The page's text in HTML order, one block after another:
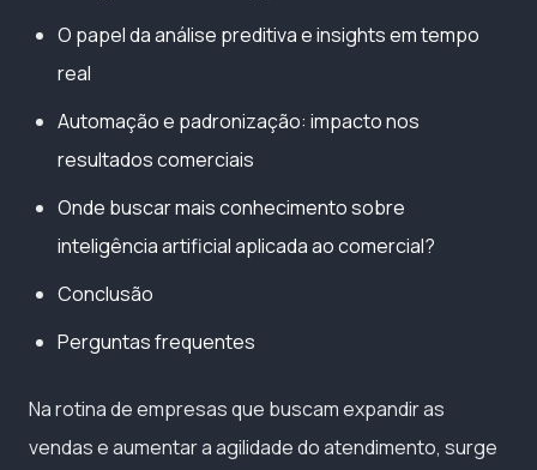
O papel da análise preditiva e insights em tempo
real
Automação e padronização: impacto nos
resultados comerciais
Onde buscar mais conhecimento sobre
inteligência artificial aplicada ao comercial?
Conclusão
Perguntas frequentes
Na rotina de empresas que buscam expandir as
vendas e aumentar a agilidade do atendimento, surge